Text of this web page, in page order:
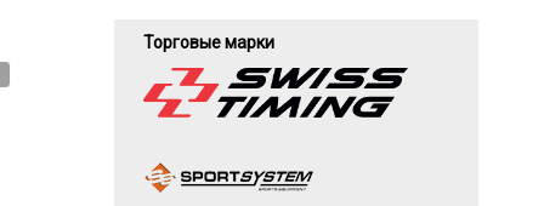
Торговые марки